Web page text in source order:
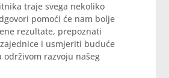
traje svega nekoliko
pomoći će nam bolje
rezultate, prepoznati
i usmjeriti buduće
razvoju našeg